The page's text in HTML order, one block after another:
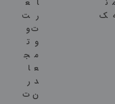
ن
ک
ا
ر
ت
و
م
ع
د
ن
ع
ت
و
ت
ج
ا
ر
ت